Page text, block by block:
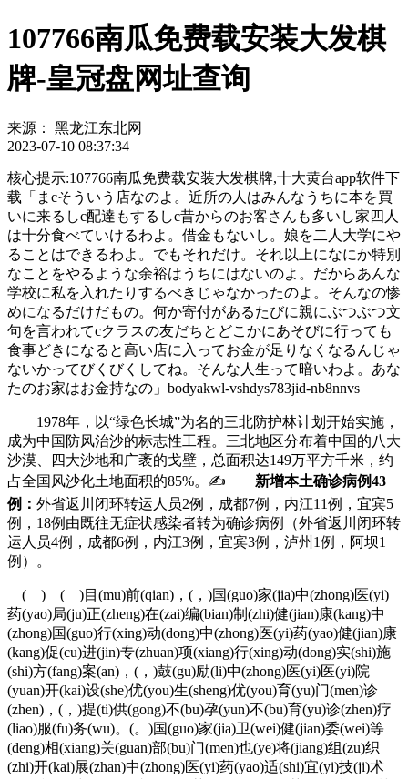
107766南瓜免费载安装大发棋
牌-皇冠盘网址查询
来源：
黑龙江东北网
2023-07-10 08:37:34
核心提示:107766南瓜免费载安装大发棋牌,十大黄台app软件下
载「まcそういう店なのよ。近所の人はみんなうちに本を買
いに来るしc配達もするしc昔からのお客さんも多いし家四人
は十分食べていけるわよ。借金もないし。娘を二人大学にや
ることはできるわよ。でもそれだけ。それ以上になにか特別
なことをやるような余裕はうちにはないのよ。だからあんな
学校に私を入れたりするべきじゃなかったのよ。そんなの惨
めになるだけだもの。何か寄付があるたびに親にぶつぶつ文
句を言われてcクラスの友だちとどこかにあそびに行っても
食事どきになると高い店に入ってお金が足りなくなるんじゃ
ないかってびくびくしてね。そんな人生って暗いわよ。あな
たのお家はお金持なの」bodyakwl-vshdys783jid-nb8nnvs
1978年，以“绿色长城”为名的三北防护林计划开始实施，
成为中国防风治沙的标志性工程。三北地区分布着中国的八大
沙漠、四大沙地和广袤的戈壁，总面积达149万平方千米，约
占全国风沙化土地面积的85%。✍ 新增本土确诊病例43
例： 外省返川闭环转运人员2例，成都7例，内江11例，宜宾5
例，18例由既往无症状感染者转为确诊病例（外省返川闭环转
运人员4例，成都6例，内江3例，宜宾3例，泸州1例，阿坝1
例）。
( ) ( )目(mu)前(qian)，(，)国(guo)家(jia)中(zhong)医(yi)
药(yao)局(ju)正(zheng)在(zai)编(bian)制(zhi)健(jian)康(kang)中
(zhong)国(guo)行(xing)动(dong)中(zhong)医(yi)药(yao)健(jian)康
(kang)促(cu)进(jin)专(zhuan)项(xiang)行(xing)动(dong)实(shi)施
(shi)方(fang)案(an)，(，)鼓(gu)励(li)中(zhong)医(yi)医(yi)院
(yuan)开(kai)设(she)优(you)生(sheng)优(you)育(yu)门(men)诊
(zhen)，(，)提(ti)供(gong)不(bu)孕(yun)不(bu)育(yu)诊(zhen)疗
(liao)服(fu)务(wu)。(。)国(guo)家(jia)卫(wei)健(jian)委(wei)等
(deng)相(xiang)关(guan)部(bu)门(men)也(ye)将(jiang)组(zu)织
(zhi)开(kai)展(zhan)中(zhong)医(yi)药(yao)适(shi)宜(yi)技(ji)术